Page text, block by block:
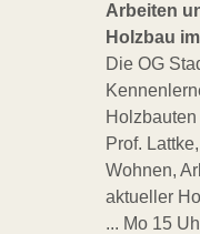
Arbeiten
Holzbau
Die OG
Prof.
Wohnen,
aktueller
... Mo 15